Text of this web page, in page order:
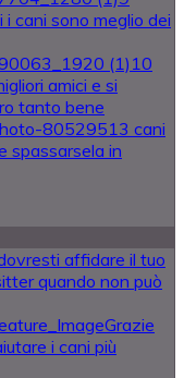
i cani sono meglio dei
10
amici e si
tanto bene
13 cani
spassarsela in
affidare il tuo
quando non può
Grazie
i cani più